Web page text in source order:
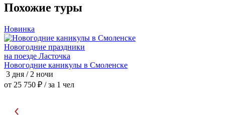
Похожие туры
Новинка
Новогодние праздники
на поезде Ласточка
Новогодние каникулы в Смоленске
3 дня / 2 ночи
от 25 750 ₽ / за 1 чел